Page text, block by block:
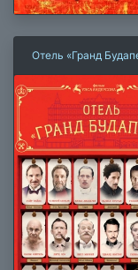
Отель «Гранд